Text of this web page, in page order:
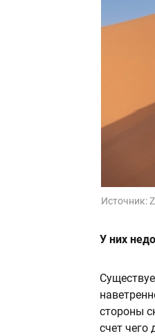
Источник:
У них
стороны
счет чего